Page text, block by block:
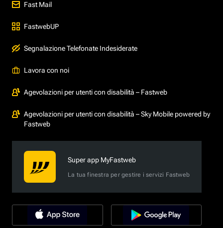
Fast Mail
FastwebUP
Segnalazione Telefonate Indesiderate
Lavora con noi
Agevolazioni per utenti con disabilità – Fastweb
Agevolazioni per utenti con disabilità – Sky Mobile powered by
Fastweb
Super app MyFastweb
La tua finestra per gestire i servizi Fastweb